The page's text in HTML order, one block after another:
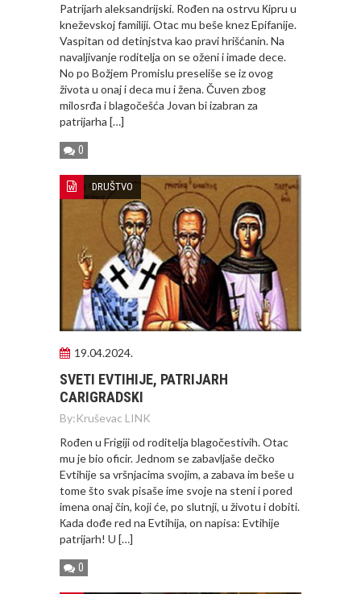
Patrijarh aleksandrijski. Rođen na ostrvu Кipru u
kneževskoj familiji. Otac mu beše knez Epifanije.
Vaspitan od detinjstva kao pravi hrišćanin. Na
navaljivanje roditelja on se oženi i imade dece.
No po Božjem Promislu preseliše se iz ovog
života u onaj i deca mu i žena. Čuven zbog
milosrđa i blagočešća Jovan bi izabran za
patrijarha […]
0
DRUŠTVO
19.04.2024.
SVETI EVTIHIJE, PATRIJARH
CARIGRADSKI
By:Kruševac LINK
Rođen u Frigiji od roditelja blagočestivih. Otac
mu je bio oficir. Jednom se zabavljaše dečko
Evtihije sa vršnjacima svojim, a zabava im beše u
tome što svak pisaše ime svoje na steni i pored
imena onaj čin, koji će, po slutnji, u životu i dobiti.
Кada dođe red na Evtihija, on napisa: Evtihije
patrijarh! U […]
0